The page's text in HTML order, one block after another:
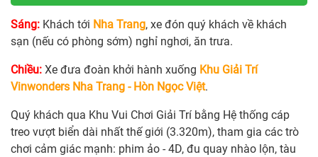
Sáng: Khách tới Nha Trang, xe đón quý khách về khách
sạn (nếu có phòng sớm) nghỉ nghơi, ăn trưa.
Chiều: Xe đưa đoàn khởi hành xuống Khu Giải Trí
Vinwonders Nha Trang - Hòn Ngọc Việt.
Quý khách qua Khu Vui Chơi Giải Trí bằng Hệ thống cáp
treo vượt biển dài nhất thế giới (3.320m), tham gia các trò
chơi cảm giác mạnh: phim ảo - 4D, đu quay nhào lộn, tàu